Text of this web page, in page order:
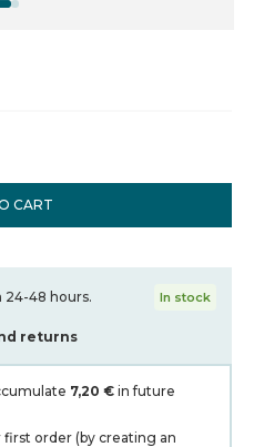
CART
24-48 hours. In stock
returns
7,20 € in future
first order (by creating an